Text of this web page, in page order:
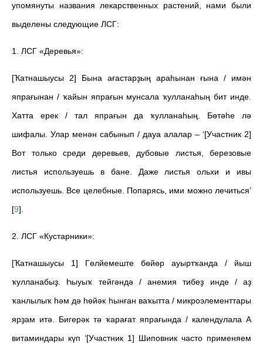
упомянуты названия лекарственных растений, нами были
выделены следующие ЛСГ:
1. ЛСГ «Деревья»:
[Ҡатнашыусы 2] Бына ағастарҙың араһынан ғына / имән
япрағынан / ҡайын япрағын мунсала ҡулланаһың бит инде.
Хатта ерек / тал япрағын да ҡулланаһың. Бөтәһе лә
шифалы. Улар менән сабынып / дауа алалар – ‘[Участник 2]
Вот только среди деревьев, дубовые листья, березовые
листья используешь в бане. Даже листья ольхи и ивы
используешь. Все целебные. Попарясь, ими можно лечиться’
[9]
2. ЛСГ «Кустарники»:
[Ҡатнашыусы 1] Гөлйемеште бөйөр ауыртҡанда / йыш
ҡулланабыҙ. Һыуыҡ тейгәндә / анемия тибеҙ инде / аҙ
ҡанлылыҡ һәм дә һөйәк һынған ваҡытта / микроэлементтары
ярҙам итә. Бигерәк тә ҡарағат япрағында / календулала А
витаминдары күп ‘[Участник 1] Шиповник часто применяем